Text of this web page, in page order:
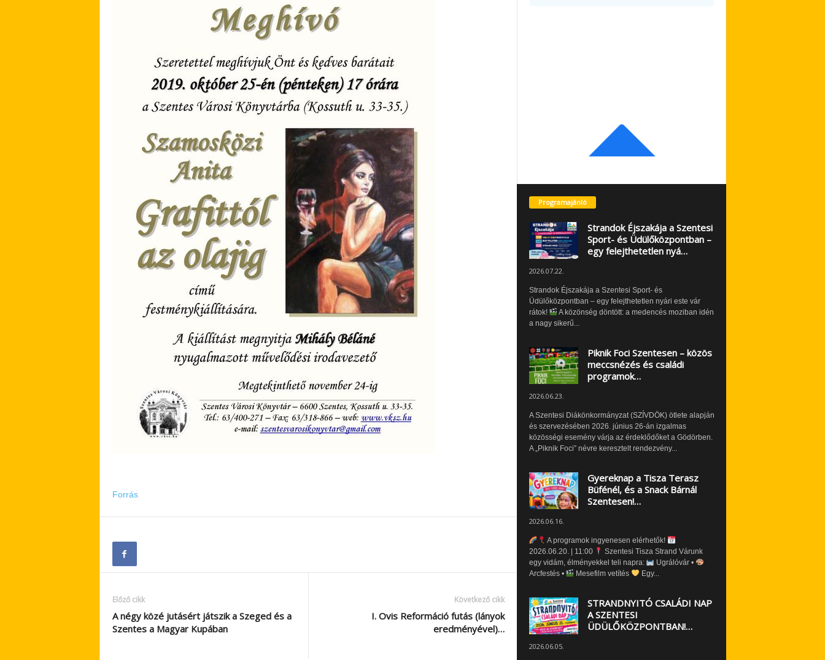
Forrás
Előző cikk
A négy közé jutásért játszik a Szeged és a
Szentes a Magyar Kupában
Következő cikk
I. Ovis Reformáció futás (lányok
eredményével)…
Programajánló
Strandok Éjszakája a Szentesi
Sport- és Üdülőközpontban –
egy felejthetetlen nyá…
2026.07.22.
Strandok Éjszakája a Szentesi Sport- és
Üdülőközpontban – egy felejthetetlen nyári este vár
rátok!
A közönség döntött: a medencés moziban idén
a nagy sikerű...
Piknik Foci Szentesen – közös
meccsnézés és családi
programok…
2026.06.23.
A Szentesi Diákönkormányzat (SZÍVDÖK) ötlete alapján
és szervezésében 2026. június 26-án izgalmas
közösségi esemény várja az érdeklődőket a Gödörben.
A „Piknik Foci” névre keresztelt rendezvény...
Gyereknap a Tisza Terasz
Büfénél, és a Snack Bárnál
Szentesen!…
2026.06.16.
A programok ingyenesen elérhetők!
2026.06.20. | 11:00
Szentesi Tisza Strand Várunk
egy vidám, élményekkel teli napra:
Ugrálóvár •
Arcfestés •
Mesefilm vetítés Egy...
STRANDNYITÓ CSALÁDI NAP
A SZENTESI
ÜDÜLŐKÖZPONTBAN!…
2026.06.05.